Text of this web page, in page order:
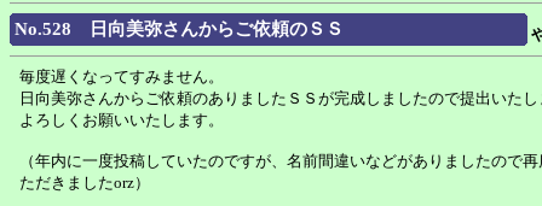
No.528 日向美弥さんからご依頼のＳＳ
毎度遅くなってすみません。
日向美弥さんからご依頼のありましたＳＳが完成しましたので提出いた
よろしくお願いいたします。
（年内に一度投稿していたのですが、名前間違いなどがありましたので
ただきましたorz）